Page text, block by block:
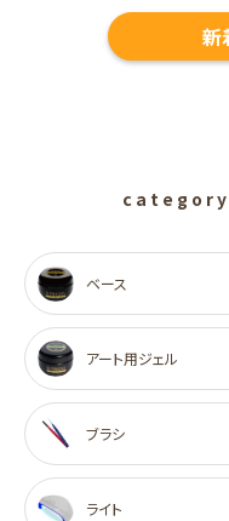
新
category
ベース
アート用ジェル
ブラシ
ライト